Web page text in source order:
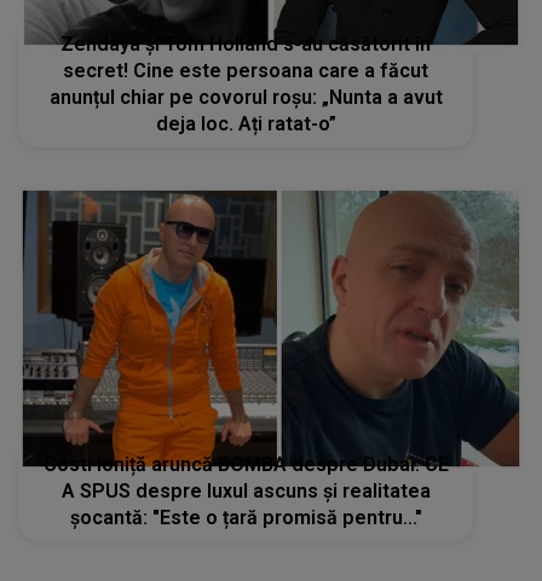
Zendaya și Tom Holland s-au căsătorit în
secret! Cine este persoana care a făcut
anunțul chiar pe covorul roșu: „Nunta a avut
deja loc. Ați ratat-o”
Costi Ioniță aruncă BOMBA despre Dubai. CE
A SPUS despre luxul ascuns și realitatea
șocantă: "Este o țară promisă pentru..."